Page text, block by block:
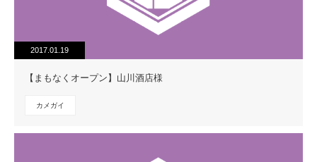
2017.01.19
【まもなくオープン】山川酒店様
カメガイ